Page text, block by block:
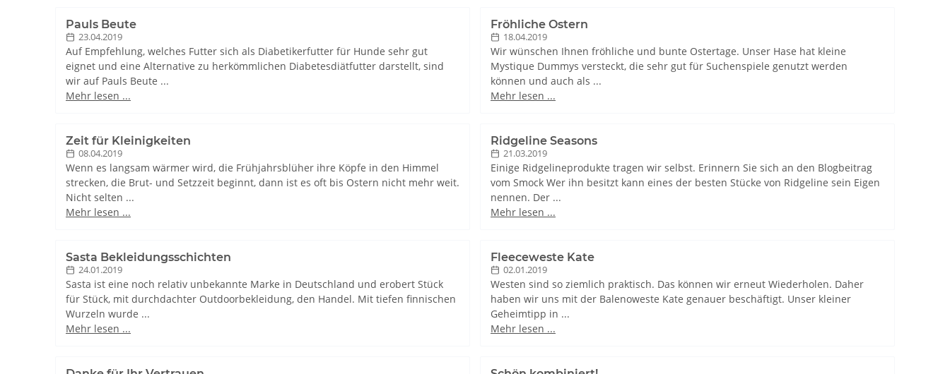
Pauls Beute
23.04.2019
Auf Empfehlung, welches Futter sich als Diabetikerfutter für Hunde sehr gut
eignet und eine Alternative zu herkömmlichen Diabetesdiätfutter darstellt, sind
wir auf Pauls Beute ...
Mehr lesen ...
Fröhliche Ostern
18.04.2019
Wir wünschen Ihnen fröhliche und bunte Ostertage. Unser Hase hat kleine
Mystique Dummys versteckt, die sehr gut für Suchenspiele genutzt werden
können und auch als ...
Mehr lesen ...
Zeit für Kleinigkeiten
08.04.2019
Wenn es langsam wärmer wird, die Frühjahrsblüher ihre Köpfe in den Himmel
strecken, die Brut- und Setzzeit beginnt, dann ist es oft bis Ostern nicht mehr weit.
Nicht selten ...
Mehr lesen ...
Ridgeline Seasons
21.03.2019
Einige Ridgelineprodukte tragen wir selbst. Erinnern Sie sich an den Blogbeitrag
vom Smock Wer ihn besitzt kann eines der besten Stücke von Ridgeline sein Eigen
nennen. Der ...
Mehr lesen ...
Sasta Bekleidungsschichten
24.01.2019
Sasta ist eine noch relativ unbekannte Marke in Deutschland und erobert Stück
für Stück, mit durchdachter Outdoorbekleidung, den Handel. Mit tiefen finnischen
Wurzeln wurde ...
Mehr lesen ...
Fleeceweste Kate
02.01.2019
Westen sind so ziemlich praktisch. Das können wir erneut Wiederholen. Daher
haben wir uns mit der Balenoweste Kate genauer beschäftigt. Unser kleiner
Geheimtipp in ...
Mehr lesen ...